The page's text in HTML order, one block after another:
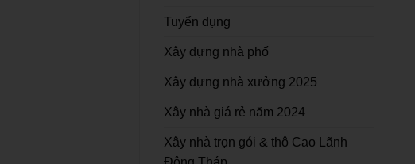
Tuyển dụng
Xây dựng nhà phố
Xây dựng nhà xưởng 2025
Xây nhà giá rẻ năm 2024
Xây nhà trọn gói & thô Cao Lãnh